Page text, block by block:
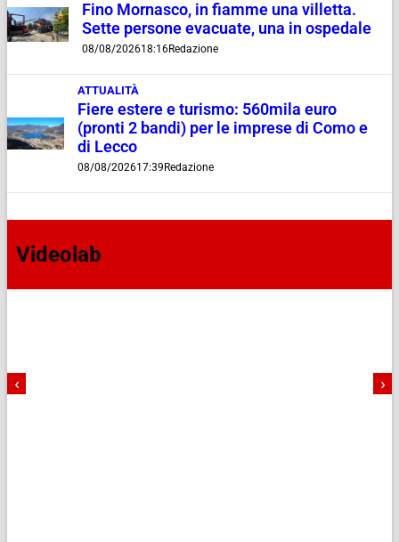
Fino Mornasco, in fiamme una villetta.
Sette persone evacuate, una in ospedale
08/08/202618:16Redazione
ATTUALITÀ
Fiere estere e turismo: 560mila euro
(pronti 2 bandi) per le imprese di Como e
di Lecco
08/08/202617:39 Redazione
Videolab
‹ ›